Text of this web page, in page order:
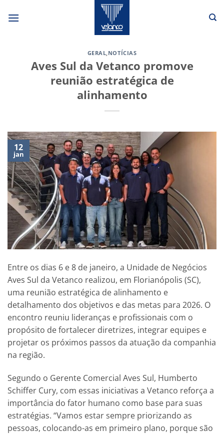
GERAL,NOTÍCIAS
Aves Sul da Vetanco promove
reunião estratégica de
alinhamento
12
jan
Entre os dias 6 e 8 de janeiro, a Unidade de Negócios
Aves Sul da Vetanco realizou, em Florianópolis (SC),
uma reunião estratégica de alinhamento e
detalhamento dos objetivos e das metas para 2026. O
encontro reuniu lideranças e profissionais com o
propósito de fortalecer diretrizes, integrar equipes e
projetar os próximos passos da atuação da companhia
na região.
Segundo o Gerente Comercial Aves Sul, Humberto
Schiffer Cury, com essas iniciativas a Vetanco reforça a
importância do fator humano como base para suas
estratégias. “Vamos estar sempre priorizando as
pessoas, colocando-as em primeiro plano, porque são